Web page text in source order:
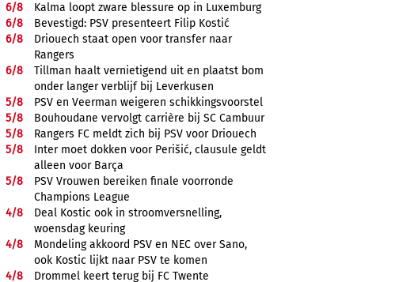
6/8
Kalma loopt zware blessure op in Luxemburg
6/8
Bevestigd: PSV presenteert Filip Kostić
6/8
Driouech staat open voor transfer naar
Rangers
6/8
Tillman haalt vernietigend uit en plaatst bom
onder langer verblijf bij Leverkusen
5/8
PSV en Veerman weigeren schikkingsvoorstel
5/8
Bouhoudane vervolgt carrière bij SC Cambuur
5/8
Rangers FC meldt zich bij PSV voor Driouech
5/8
Inter moet dokken voor Perišić, clausule geldt
alleen voor Barça
5/8
PSV Vrouwen bereiken finale voorronde
Champions League
4/8
Deal Kostic ook in stroomversnelling,
woensdag keuring
4/8
Mondeling akkoord PSV en NEC over Sano,
ook Kostic lijkt naar PSV te komen
4/8
Drommel keert terug bij FC Twente